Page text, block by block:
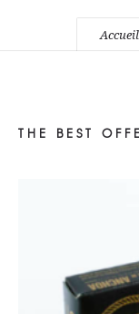
Accueil
THE BEST